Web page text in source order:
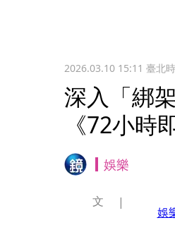
2026.03.10 15:11 臺北
深入「綁
《72小時
娛樂
文
娛